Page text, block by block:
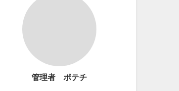
管理者 ポテチ